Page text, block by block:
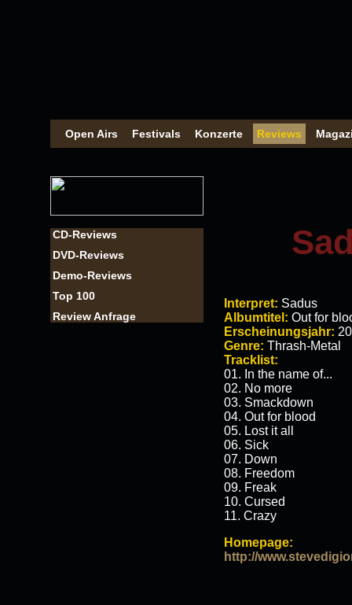
Open Airs Festivals Konzerte Reviews
CD-Reviews
DVD-Reviews
Demo-Reviews
Top 100
Review Anfrage
Interpret: Sadus
Albumtitel: Out for
Erscheinungsjahr:
Genre: Thrash-Metal
Tracklist:
01. In the name of...
02. No more
03. Smackdown
04. Out for blood
05. Lost it all
06. Sick
07. Down
08. Freedom
09. Freak
10. Cursed
11. Crazy
Homepage:
http://